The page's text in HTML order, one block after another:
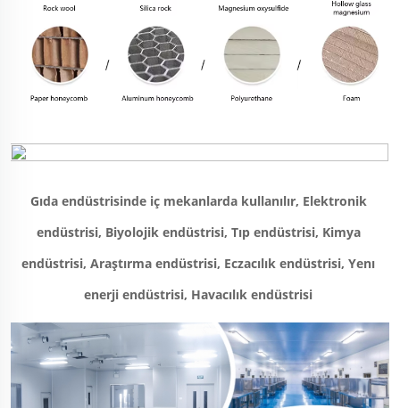
Gıda endüstrisinde iç mekanlarda kullanılır, Elektronik
endüstrisi, Biyolojik endüstrisi, Tıp endüstrisi, Kimya
endüstrisi, Araştırma endüstrisi, Eczacılık endüstrisi, Yenı
enerji endüstrisi, Havacılık endüstrisi